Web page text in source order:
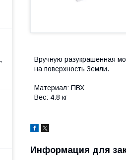
Вручную разукрашенная
на поверхность Земли.
Материал: ПВХ
Вес: 4.8 кг
Информация для